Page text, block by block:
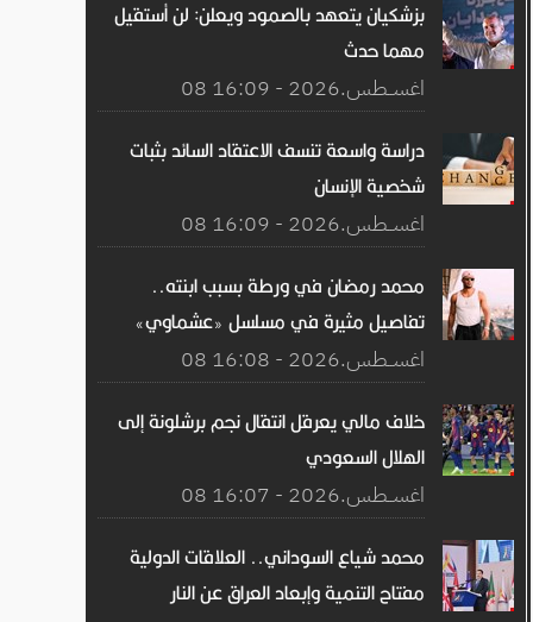
بزشكيان يتعهد بالصمود ويعلن: لن أستقيل
مهما حدث
08 اغســطس.2026 - 16:09
دراسة واسعة تنسف الاعتقاد السائد بثبات
شخصية الإنسان
08 اغســطس.2026 - 16:09
محمد رمضان في ورطة بسبب ابنته..
تفاصيل مثيرة في مسلسل «عشماوي»
08 اغســطس.2026 - 16:08
خلاف مالي يعرقل انتقال نجم برشلونة إلى
الهلال السعودي
08 اغســطس.2026 - 16:07
محمد شياع السوداني.. العلاقات الدولية
مفتاح التنمية وإبعاد العراق عن النار